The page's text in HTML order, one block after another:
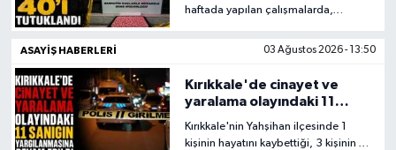
haftada yapılan çalışmalarda,
işlem başlatılan 566 şüpheliden 40’ı
edildi.
ASAYİŞ HABERLERİ 03 Ağustos 2026 - 13:50
Kırıkkale'de cinayet ve
yaralama olayındaki 11
sanığın yargılanmasına
devam edildi
Kırıkkale'nin Yahşihan ilçesinde 1
kişinin hayatını kaybettiği, 3 kişinin de